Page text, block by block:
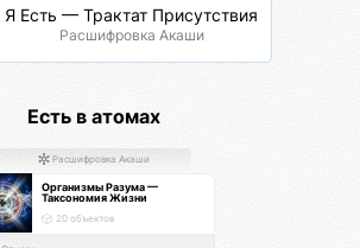
Я Есть — Трактат Присутствия
Расшифровка Акаши
Есть в атомах
Расшифровка Акаши
Организмы Разума —
Таксономия Жизни
20 объектов